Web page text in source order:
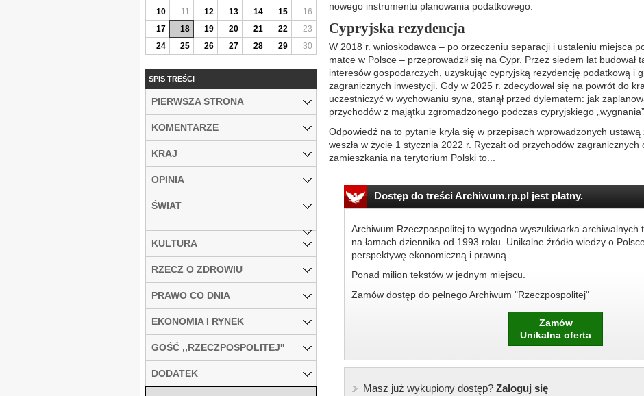
nowego instrumentu planowania podatkowego.
Cypryjska rezydencja
W 2018 r. wnioskodawca – po orzeczeniu separacji i ustaleniu miejsca
matce w Polsce – przeprowadził się na Cypr. Przez siedem lat budował
interesów gospodarczych, uzyskując cypryjską rezydencję podatkową i
zagranicznych inwestycji. Gdy w 2025 r. zdecydował się na powrót do
uczestniczyć w wychowaniu syna, stanął przed dylematem: jak
przychodów z majątku zgromadzonego podczas cypryjskiego
Odpowiedź na to pytanie kryła się w przepisach wprowadzonych
weszła w życie 1 stycznia 2022 r. Ryczałt od przychodów
zamieszkania na terytorium Polski to...
Dostęp do treści Archiwum.rp.pl jest płatny.
Archiwum Rzeczpospolitej to wygodna wyszukiwarka archiwalnych
na łamach dziennika od 1993 roku. Unikalne źródło wiedzy o
perspektywę ekonomiczną i prawną.
Ponad milion tekstów w jednym miejscu.
Zamów dostęp do pełnego Archiwum "Rzeczpospolitej"
Zamów
Unikalna oferta
Masz już wykupiony dostęp?Zaloguj się
10
11 12 13 14 15
16
17
18 19 20 21 22
23
24
25 26 27 28 29 30
SPIS TREŚCI
PIERWSZA STRONA
KOMENTARZE
KRAJ
OPINIA
ŚWIAT
KULTURA
RZECZ O ZDROWIU
PRAWO CO DNIA
EKONOMIA I RYNEK
GOŚĆ ,,RZECZPOSPOLITEJ''
DODATEK